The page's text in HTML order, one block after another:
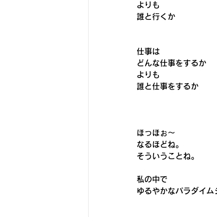
よりも
誰と行くか
仕事は
どんな仕事をするか
よりも
誰と仕事をするか
ほっほぉ〜
なるほどね。
そういうことね。
私の中で
ゆるやかなパラダイム